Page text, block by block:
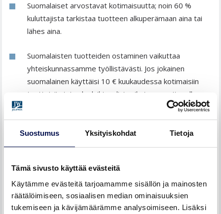
Suostumus Yksityiskohdat Tietoja
Tämä sivusto käyttää evästeitä
Käytämme evästeitä tarjoamamme sisällön ja mainosten
räätälöimiseen, sosiaalisen median ominaisuuksien
tukemiseen ja kävijämäärämme analysoimiseen. Lisäksi
Suomalaiset arvostavat kotimaisuutta; noin 60 %
kuluttajista tarkistaa tuotteen alkuperämaan aina tai
lähes aina.
Suomalaisten tuotteiden ostaminen vaikuttaa
yhteiskunnassamme työllistävästi. Jos jokainen
suomalainen käyttäisi 10 € kuukaudessa kotimaisiin
tuotteisiin tai palveluihin, olisi vaikutus vuositasolla
Lähde:www.avainlippu.fi
Suomalainen työ on myöntänyt Avainlipun käyttöoikeuden
useimmille sisäovillemme.Lataa Avainlippu-diplomi(pdf).